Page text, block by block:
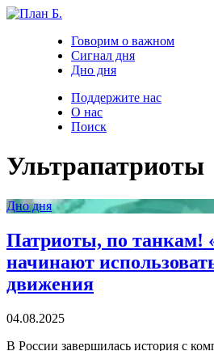
Говорим о важном
Сигнал дня
Дно дня
Поддержите нас
О нас
Поиск
Ультрапатриоты
Дно дня
Патриоты, по танкам!
начинают
движения
04.08.2025
В России завершилась история с